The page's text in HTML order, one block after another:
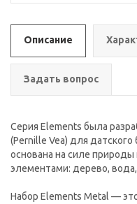
Описание
Задать вопрос
Серия Elements была
(Pernille Vea) для
основана на силе
элементами: дерево,
Набор Elements Metal —